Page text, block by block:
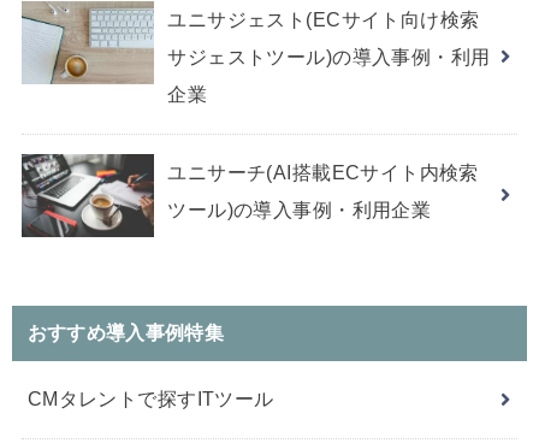
ユニサジェスト(ECサイト向け検索
サジェストツール)の導入事例・利用
企業
ユニサーチ(AI搭載ECサイト内検索
ツール)の導入事例・利用企業
おすすめ導入事例特集
CMタレントで探すITツール